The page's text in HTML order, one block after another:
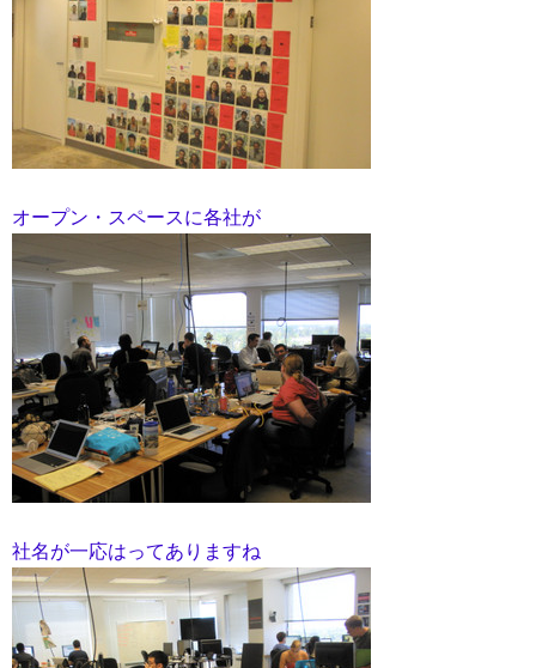
オープン・スペースに各社が
社名が一応はってありますね